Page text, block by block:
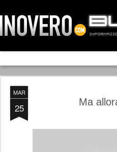
MAR
25 Ma